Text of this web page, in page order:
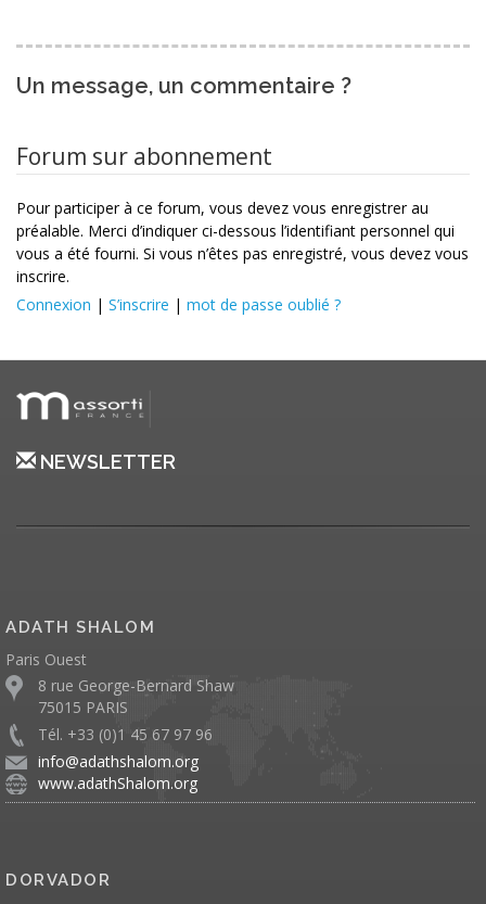
Un message, un commentaire ?
Forum sur abonnement
Pour participer à ce forum, vous devez vous enregistrer au
préalable. Merci d’indiquer ci-dessous l’identifiant personnel qui
vous a été fourni. Si vous n’êtes pas enregistré, vous devez vous
inscrire.
Connexion | S’inscrire | mot de passe oublié ?
NEWSLETTER
ADATH SHALOM
Paris Ouest
8 rue George-Bernard Shaw
75015 PARIS
Tél. +33 (0)1 45 67 97 96
info@adathshalom.org
www.adathShalom.org
DORVADOR